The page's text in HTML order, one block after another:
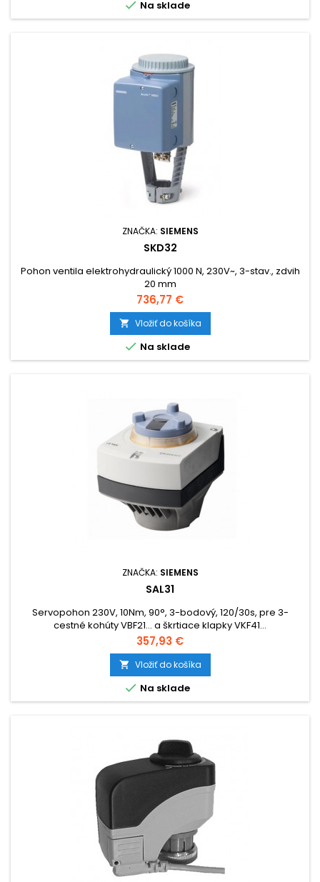
 Na sklade
ZNAČKA: SIEMENS
SKD32
Pohon ventila elektrohydraulický 1000 N, 230V~, 3-stav., zdvih
20 mm
Cena
736,77 €
 Vložiť do košíka
 Na sklade
ZNAČKA: SIEMENS
SAL31
Servopohon 230V, 10Nm, 90°, 3-bodový, 120/30s, pre 3-
cestné kohúty VBF21… a škrtiace klapky VKF41…
Cena
357,93 €
 Vložiť do košíka
 Na sklade